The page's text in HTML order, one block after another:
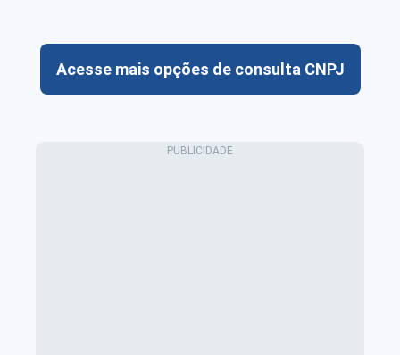
Acesse mais opções de consulta CNPJ